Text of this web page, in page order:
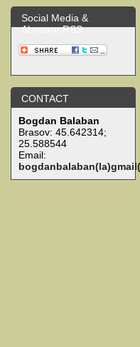
Social Media &
Abonare RSS
CONTACT
Bogdan Balaban
Brasov: 45.642314;
25.588544
Email: